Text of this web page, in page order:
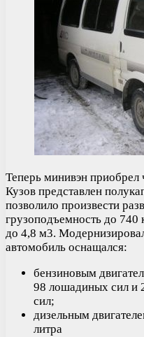
Теперь минивэн приобрел
Кузов представлен
позволило произвести
грузоподъемность до 740
до 4,8 м3.
автомобиль оснащался:
бензиновым
98 лошадиных сил и
сил;
дизельным
литра